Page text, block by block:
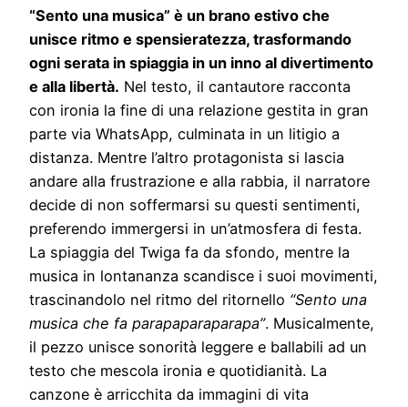
“Sento una musica” è un brano estivo che
unisce ritmo e spensieratezza, trasformando
ogni serata in spiaggia in un inno al divertimento
e alla libertà. Nel testo, il cantautore racconta
con ironia la fine di una relazione gestita in gran
parte via WhatsApp, culminata in un litigio a
distanza. Mentre l’altro protagonista si lascia
andare alla frustrazione e alla rabbia, il narratore
decide di non soffermarsi su questi sentimenti,
preferendo immergersi in un’atmosfera di festa.
La spiaggia del Twiga fa da sfondo, mentre la
musica in lontananza scandisce i suoi movimenti,
trascinandolo nel ritmo del ritornello “Sento una
musica che fa parapaparaparapa”. Musicalmente,
il pezzo unisce sonorità leggere e ballabili ad un
testo che mescola ironia e quotidianità. La
canzone è arricchita da immagini di vita